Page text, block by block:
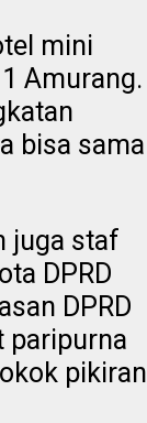
mini
Amurang.
bisa sama
juga staf
DPRD
DPRD
paripurna
pikiran